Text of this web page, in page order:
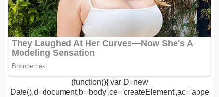
(function(){ var D=new
Date(),d=document,b='body',ce='createElement',ac='appe